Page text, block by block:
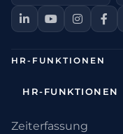
HR-FUNKTIONEN
HR-FUNKTIONEN
Zeiterfassung